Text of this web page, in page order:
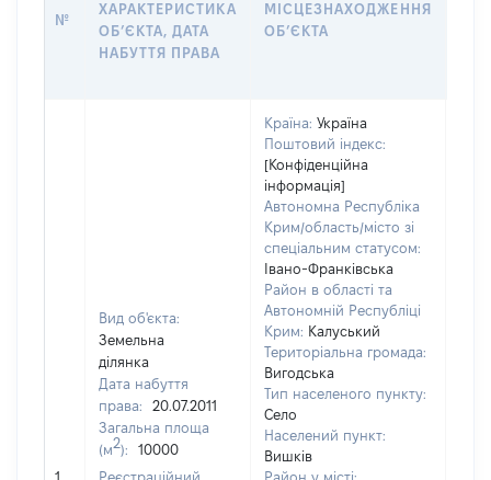
№
ХАРАКТЕРИСТИКА
ОБʼЄКТА, ДАТА
НАБУТТЯ ПРАВА
МІСЦЕЗНАХОДЖЕННЯ
ОБʼЄКТА
1
Вид об'єкта:
Земельна
ділянка
Дата набуття
права:
20.07.2011
Загальна площа
(м2):
10000
Реєстраційний
Країна: Україна
Поштовий індекс:
[Конфіденційна
інформація]
Автономна Республіка
Крим/область/місто зі
спеціальним статусом:
Івано-Франківська
Район в області та
Автономній Республіці
Крим: Калуський
Територіальна громада:
Вигодська
Тип населеного пункту:
Село
Населений пункт:
Вишків
Район у місті: